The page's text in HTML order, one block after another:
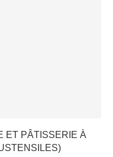
ET PÂTISSERIE À